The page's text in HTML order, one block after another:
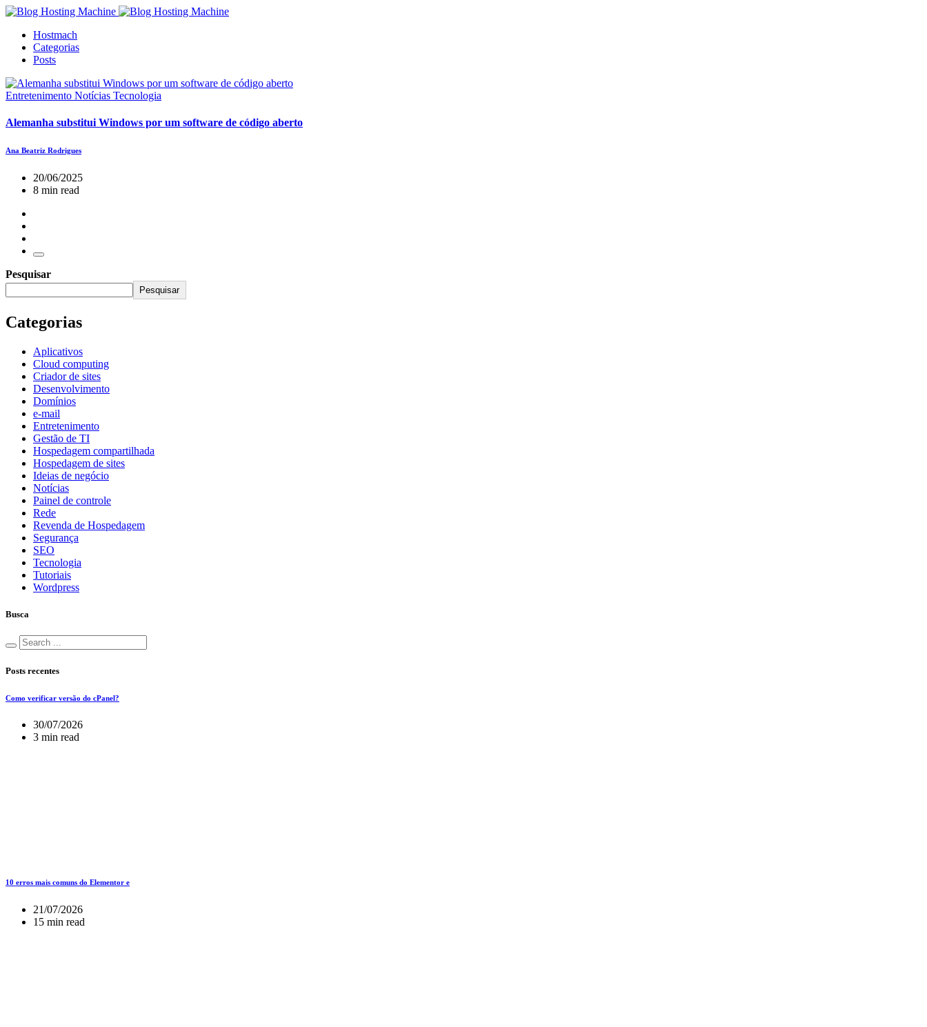
Hostmach
Categorias
Posts
Entretenimento Notícias Tecnologia
Alemanha substitui Windows por um software de código aberto
Ana Beatriz Rodrigues
20/06/2025
8 min read
Pesquisar
Pesquisar
Categorias
Aplicativos
Cloud computing
Criador de sites
Desenvolvimento
Domínios
e-mail
Entretenimento
Gestão de TI
Hospedagem compartilhada
Hospedagem de sites
Ideias de negócio
Notícias
Painel de controle
Rede
Revenda de Hospedagem
Segurança
SEO
Tecnologia
Tutoriais
Wordpress
Busca
Posts recentes
Como verificar versão do cPanel?
30/07/2026
3 min read
10 erros mais comuns do Elementor e
21/07/2026
15 min read